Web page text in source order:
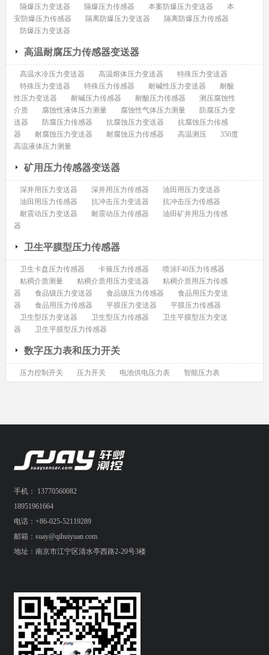
隔爆压力变送器
隔爆压力传感器 本案防爆压力变送器
本
安防爆压力传感器
隔离防爆压力变送器
隔离防爆压力传感器
防爆压力变送器
高温耐腐压力传感器变送器
高温水冷压力变送器 高温熔体压力变送器
特殊压力变送器
特殊压力变送器
特殊压力传感器 耐碱性压力变送器
耐酸
性压力变送器
耐碱压力传感器 耐酸压力传感器
测压腐蚀性
介质
腐蚀性液体压力测量 腐蚀性气体压力测量
防腐压力变
送器
防腐压力传感器 抗腐蚀压力变送器
抗腐蚀压力传感
器
耐腐蚀压力变送器 耐腐蚀压力传感器 高温测压
350度
高温液体压力测量
矿用压力传感器变送器
深井用压力变送器 深井用压力传感器
油田用压力变送器
油田用压力传感器
抗冲击压力变送器
抗冲击压力传感器
耐震动压力变送器
耐震动压力传感器
油田矿井用压力传感
器
卫生平膜型压力传感器
卫生卡盘压力传感器 卡箍压力传感器
喷涂F40压力传感器
粘稠介质测量
粘稠介质用压力变送器
粘稠介质用压力传感
器
食品级压力变送器 食品级压力传感器
食品用压力变送
器
食品用压力传感器 平膜压力变送器
平膜压力传感器
卫生型压力变送器
卫生型压力传感器
卫生平膜型压力变送
器
卫生平膜型压力传感器
数字压力表和压力开关
压力控制开关 压力开关 电池供电压力表 智能压力表
手机： 13770560082
18951961664
电话：+86-025-52119289
邮箱：suay@qihuiyuan.com
地址：南京市江宁区清水亭西路2-20号3楼